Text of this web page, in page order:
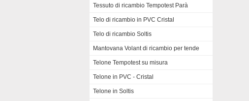
Tessuto di ricambio Tempotest Parà
Telo di ricambio in PVC Cristal
Telo di ricambio Soltis
Mantovana Volant di ricambio per tende
Telone Tempotest su misura
Telone in PVC - Cristal
Telone in Soltis